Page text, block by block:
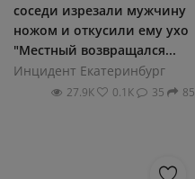
соседи изрезали мужчину
ножом и откусили ему ухо
"Местный возвращался...
Инцидент Екатеринбург
27.9К 0.1К 35 85